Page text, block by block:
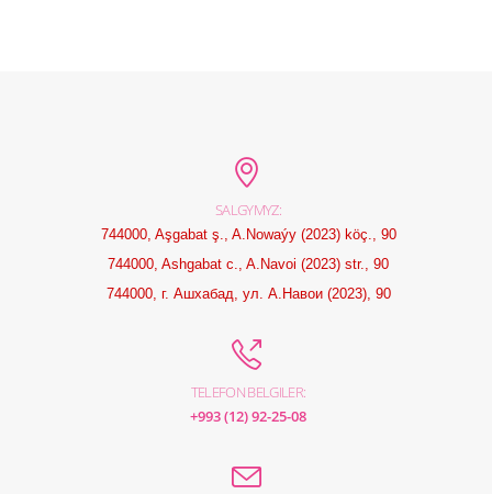
SALGYMYZ:
744000, Aşgabat ş., A.Nowaýy (2023) köç., 90
744000, Ashgabat c., A.Navoi (2023) str., 90
744000, г. Ашхабад, ул. А.Навои (2023), 90
TELEFON BELGILER:
+993 (12) 92-25-08